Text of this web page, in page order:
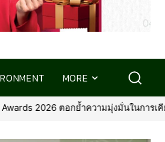
MORE
าในทุกช่วงของชีวิต•ธ.ก.ส. จัดกิจกรร